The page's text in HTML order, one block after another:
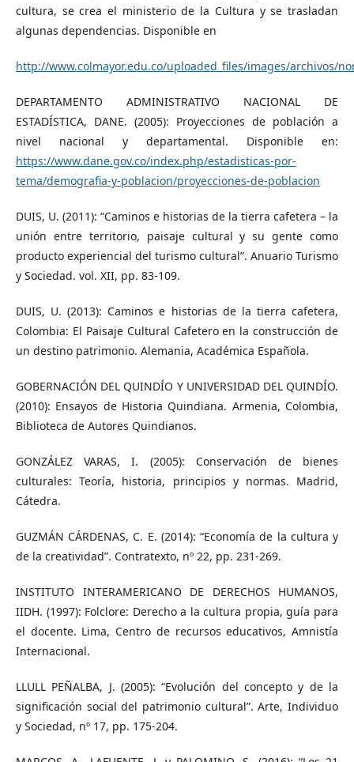
cultura, se crea el ministerio de la Cultura y se trasladan
algunas dependencias. Disponible en
http://www.colmayor.edu.co/uploaded_files/images/archivos/
DEPARTAMENTO ADMINISTRATIVO NACIONAL DE
ESTADÍSTICA, DANE. (2005): Proyecciones de población a
nivel nacional y departamental. Disponible en:
https://www.dane.gov.co/index.php/estadisticas-por-
tema/demografia-y-poblacion/proyecciones-de-poblacion
DUIS, U. (2011): “Caminos e historias de la tierra cafetera – la
unión entre territorio, paisaje cultural y su gente como
producto experiencial del turismo cultural”. Anuario Turismo
y Sociedad. vol. XII, pp. 83-109.
DUIS, U. (2013): Caminos e historias de la tierra cafetera,
Colombia: El Paisaje Cultural Cafetero en la construcción de
un destino patrimonio. Alemania, Académica Española.
GOBERNACIÓN DEL QUINDÍO Y UNIVERSIDAD DEL QUINDÍO.
(2010): Ensayos de Historia Quindiana. Armenia, Colombia,
Biblioteca de Autores Quindianos.
GONZÁLEZ VARAS, I. (2005): Conservación de bienes
culturales: Teoría, historia, principios y normas. Madrid,
Cátedra.
GUZMÁN CÁRDENAS, C. E. (2014): “Economía de la cultura y
de la creatividad”. Contratexto, nº 22, pp. 231-269.
INSTITUTO INTERAMERICANO DE DERECHOS HUMANOS,
IIDH. (1997): Folclore: Derecho a la cultura propia, guía para
el docente. Lima, Centro de recursos educativos, Amnistía
Internacional.
LLULL PEÑALBA, J. (2005): “Evolución del concepto y de la
significación social del patrimonio cultural”. Arte, Individuo
y Sociedad, nº 17, pp. 175-204.